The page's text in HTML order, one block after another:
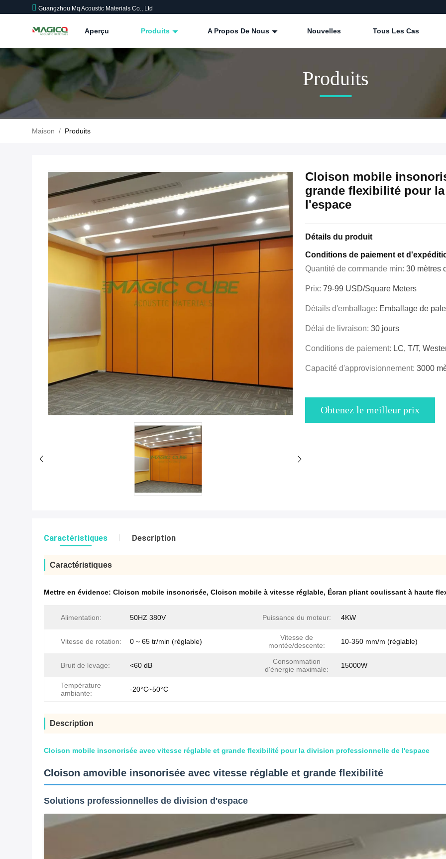
Guangzhou Mq Acoustic Materials Co., Ltd
Aperçu Produits A Propos De Nous Nouvelles Tous Les Cas
Produits
Maison / Produits
Cloison mobile
grande flexibilité pour
l'espace
Détails du produit
Conditions de paiement et
Quantité de commande min: 30 mètres
Prix: 79-99 USD/Square Meters
Détails d'emballage: Emballage de
Délai de livraison: 30 jours
Conditions de paiement: LC, T/T,
Capacité d'approvisionnement: 3000
Obtenez le meilleur prix
Caractéristiques Description
Caractéristiques
Mettre en évidence: Cloison mobile insonorisée, Cloison mobile à vitesse réglable, Écran pliant coulissant à haute
Alimentation: 50HZ 380V Puissance du moteur: 4KW
Vitesse de rotation: 0 ~ 65 tr/min (réglable)
Vitesse de
montée/descente:
10-350 mm/m (réglable)
Bruit de levage: <60 dB
Consommation
d'énergie maximale:
15000W
Température
ambiante:
-20°C~50°C
Description
Cloison mobile insonorisée avec vitesse réglable et grande flexibilité pour la division professionnelle de l'espace
Cloison amovible insonorisée avec vitesse réglable et grande flexibilité
Solutions professionnelles de division d'espace